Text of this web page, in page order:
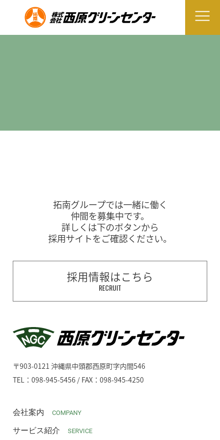
拓南グループでは一緒に働く
仲間を募集中です。
詳しくは下のボタンから
採用サイトをご確認ください。
採用情報はこちら
RECRUIT
〒903-0121 沖縄県中頭郡西原町字内間546
TEL：098-945-5456 / FAX：098-945-4250
会社案内 COMPANY
サービス紹介 SERVICE